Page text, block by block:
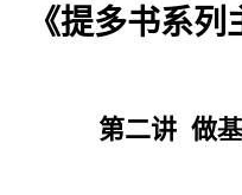
《提多书系列
第二讲做